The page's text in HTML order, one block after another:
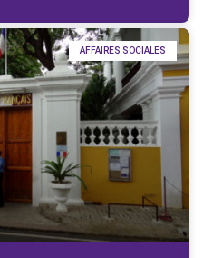
AFFAIRES SOCIALES